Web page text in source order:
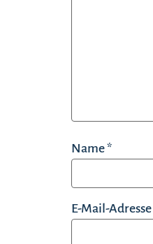
Name*
E-Mail-Adresse